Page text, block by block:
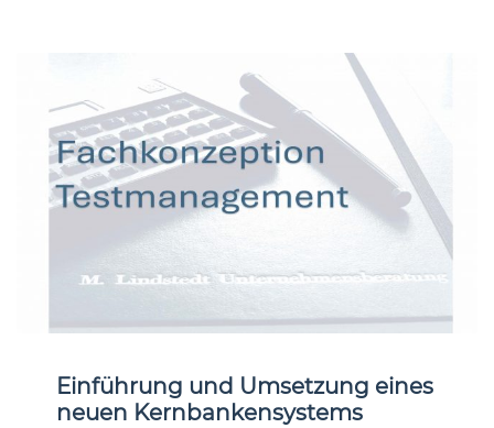
Einführung und Umsetzung eines
neuen Kernbankensystems